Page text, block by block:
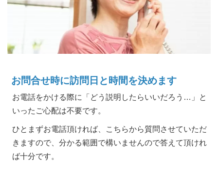
お問合せ時に訪問日と時間を決めます
お電話をかける際に「どう説明したらいいだろう…」と
いったご心配は不要です。
ひとまずお電話頂ければ、こちらから質問させていただ
きますので、分かる範囲で構いませんので答えて頂けれ
ば十分です。